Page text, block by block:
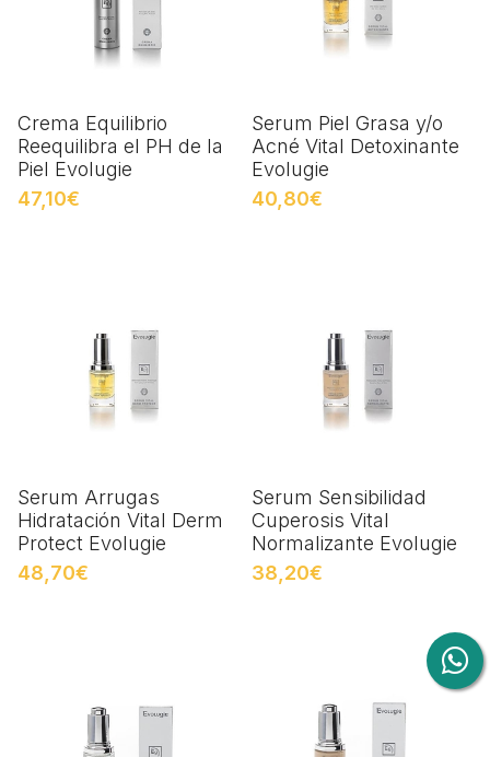
Crema Equilibrio
Reequilibra el PH de la
Piel Evolugie
47,10€
Serum Piel Grasa y/o
Acné Vital Detoxinante
Evolugie
40,80€
Serum Arrugas
Hidratación Vital Derm
Protect Evolugie
48,70€
Serum Sensibilidad
Cuperosis Vital
Normalizante Evolugie
38,20€